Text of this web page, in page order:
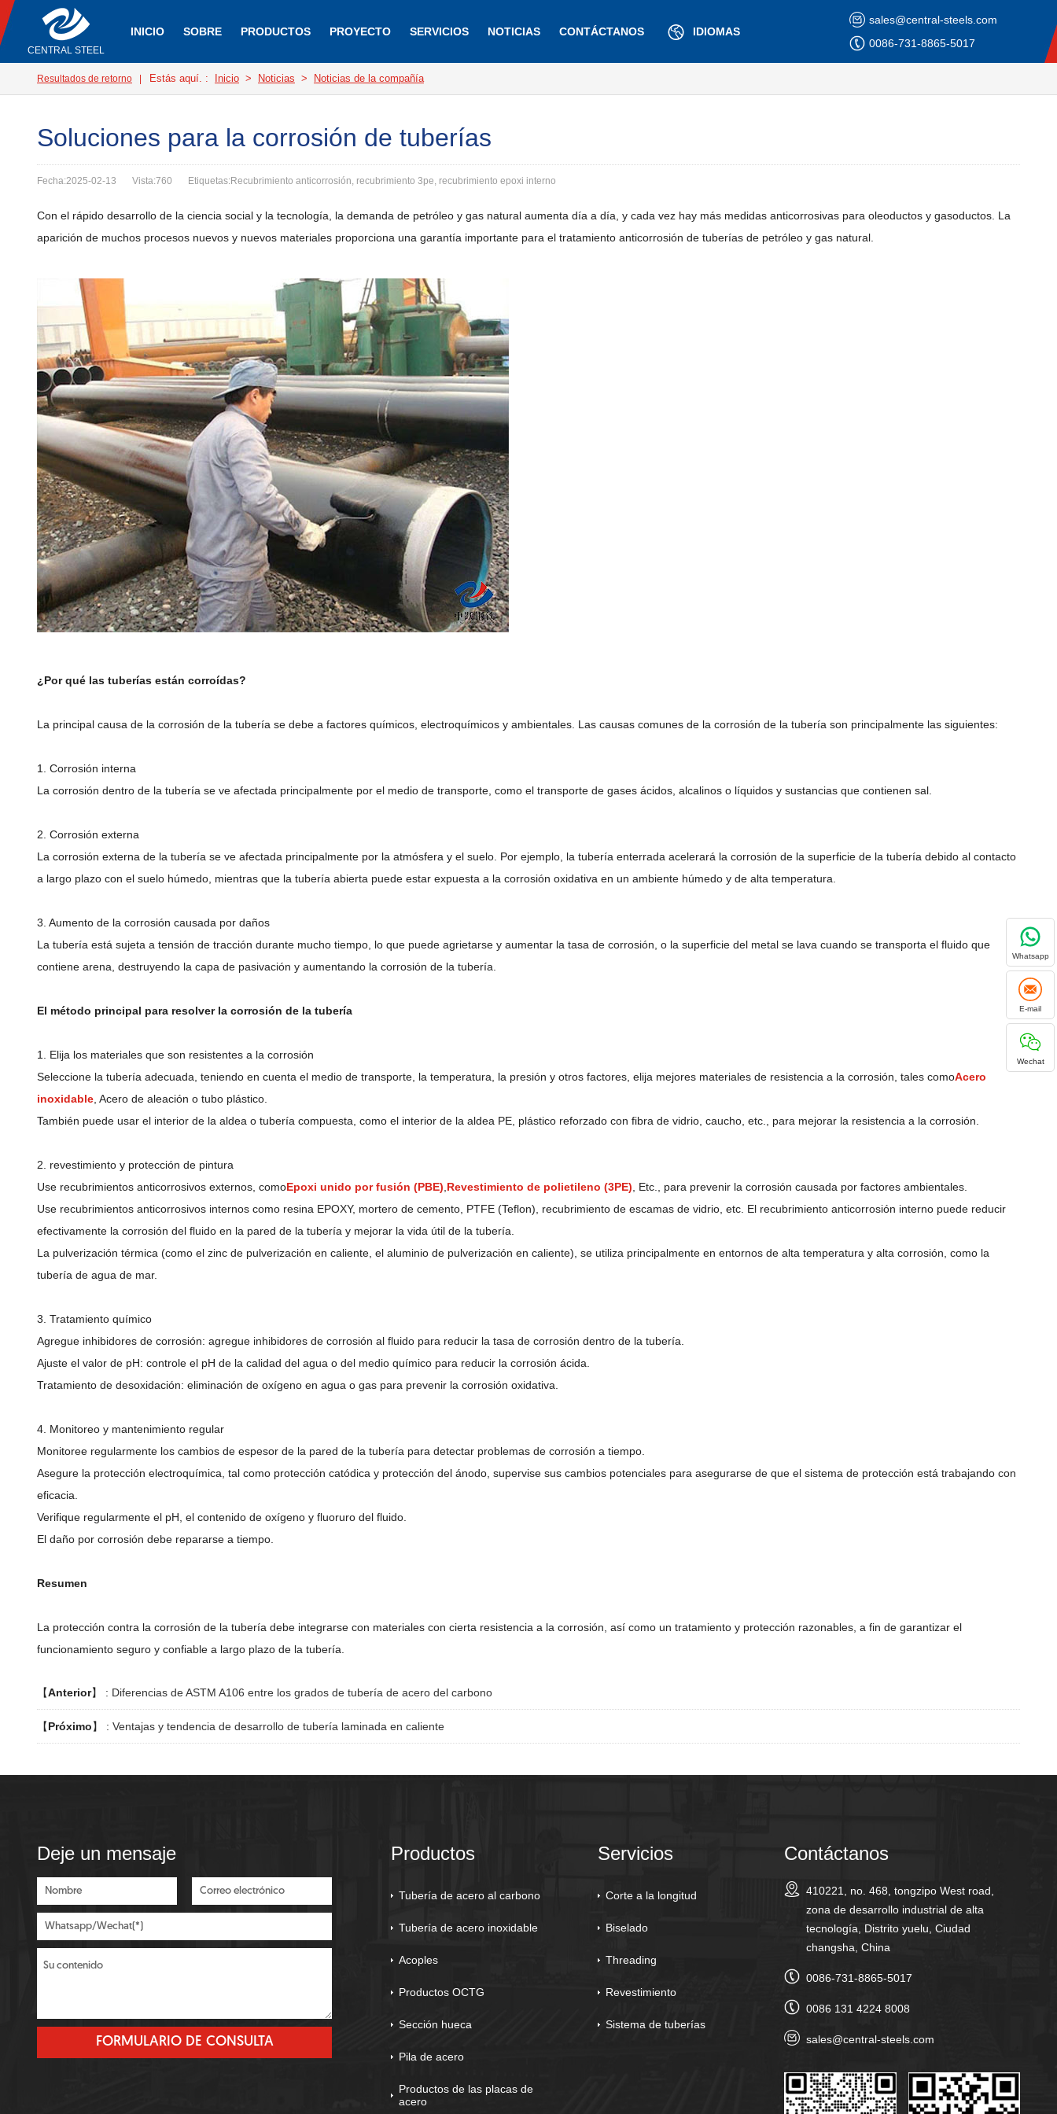
CENTRAL STEEL
INICIO SOBRE PRODUCTOS PROYECTO SERVICIOS NOTICIAS CONTÁCTANOS IDIOMAS
sales@central-steels.com
0086-731-8865-5017
Resultados de retorno Estás aquí. : Inicio > Noticias > Noticias de la compañía
Soluciones para la corrosión de tuberías
Fecha:2025-02-13 Vista:760 Etiquetas:Recubrimiento anticorrosión, recubrimiento 3pe, recubrimiento epoxi interno
Con el rápido desarrollo de la ciencia social y la tecnología, la demanda de petróleo y gas natural aumenta día a día, y cada vez hay más medidas anticorrosivas para oleoductos y gasoductos. La
aparición de muchos procesos nuevos y nuevos materiales proporciona una garantía importante para el tratamiento anticorrosión de tuberías de petróleo y gas natural.
¿Por qué las tuberías están corroídas?
La principal causa de la corrosión de la tubería se debe a factores químicos, electroquímicos y ambientales. Las causas comunes de la corrosión de la tubería son principalmente las siguientes:
1. Corrosión interna
La corrosión dentro de la tubería se ve afectada principalmente por el medio de transporte, como el transporte de gases ácidos, alcalinos o líquidos y sustancias que contienen sal.
2. Corrosión externa
La corrosión externa de la tubería se ve afectada principalmente por la atmósfera y el suelo. Por ejemplo, la tubería enterrada acelerará la corrosión de la superficie de la tubería debido al contacto
a largo plazo con el suelo húmedo, mientras que la tubería abierta puede estar expuesta a la corrosión oxidativa en un ambiente húmedo y de alta temperatura.
3. Aumento de la corrosión causada por daños
La tubería está sujeta a tensión de tracción durante mucho tiempo, lo que puede agrietarse y aumentar la tasa de corrosión, o la superficie del metal se lava cuando se transporta el fluido que
contiene arena, destruyendo la capa de pasivación y aumentando la corrosión de la tubería.
El método principal para resolver la corrosión de la tubería
1. Elija los materiales que son resistentes a la corrosión
Seleccione la tubería adecuada, teniendo en cuenta el medio de transporte, la temperatura, la presión y otros factores, elija mejores materiales de resistencia a la corrosión, tales comoAcero
inoxidable , Acero de aleación o tubo plástico.
También puede usar el interior de la aldea o tubería compuesta, como el interior de la aldea PE, plástico reforzado con fibra de vidrio, caucho, etc., para mejorar la resistencia a la corrosión.
2. revestimiento y protección de pintura
Use recubrimientos anticorrosivos externos, comoEpoxi unido por fusión (PBE) Revestimiento de polietileno (3PE) , Etc., para prevenir la corrosión causada por factores ambientales.
Use recubrimientos anticorrosivos internos como resina EPOXY, mortero de cemento, PTFE (Teflon), recubrimiento de escamas de vidrio, etc. El recubrimiento anticorrosión interno puede reducir
efectivamente la corrosión del fluido en la pared de la tubería y mejorar la vida útil de la tubería.
La pulverización térmica (como el zinc de pulverización en caliente, el aluminio de pulverización en caliente), se utiliza principalmente en entornos de alta temperatura y alta corrosión, como la
tubería de agua de mar.
3. Tratamiento químico
Agregue inhibidores de corrosión: agregue inhibidores de corrosión al fluido para reducir la tasa de corrosión dentro de la tubería.
Ajuste el valor de pH: controle el pH de la calidad del agua o del medio químico para reducir la corrosión ácida.
Tratamiento de desoxidación: eliminación de oxígeno en agua o gas para prevenir la corrosión oxidativa.
4. Monitoreo y mantenimiento regular
Monitoree regularmente los cambios de espesor de la pared de la tubería para detectar problemas de corrosión a tiempo.
Asegure la protección electroquímica, tal como protección catódica y protección del ánodo, supervise sus cambios potenciales para asegurarse de que el sistema de protección está trabajando con
eficacia.
Verifique regularmente el pH, el contenido de oxígeno y fluoruro del fluido.
El daño por corrosión debe repararse a tiempo.
Resumen
La protección contra la corrosión de la tubería debe integrarse con materiales con cierta resistencia a la corrosión, así como un tratamiento y protección razonables, a fin de garantizar el
funcionamiento seguro y confiable a largo plazo de la tubería.
【Anterior】 : Diferencias de ASTM A106 entre los grados de tubería de acero del carbono
【Próximo】 : Ventajas y tendencia de desarrollo de tubería laminada en caliente
Deje un mensaje Productos
Tubería de acero al carbono
Tubería de acero inoxidable
Acoples
Productos OCTG
Sección hueca
Pila de acero
Productos de las placas de
acero
Servicios
Corte a la longitud
Biselado
Threading
Revestimiento
Sistema de tuberías
Contáctanos
410221, no. 468, tongzipo West road,
zona de desarrollo industrial de alta
tecnología, Distrito yuelu, Ciudad
changsha, China
0086-731-8865-5017
0086 131 4224 8008
sales@central-steels.com
Whatsapp
E-mail
Wechat